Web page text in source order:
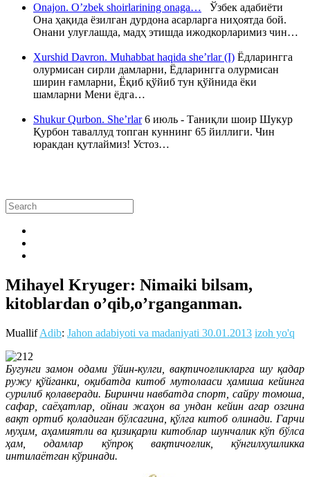
Onajon. O’zbek shoirlarining onaga… Ўзбек адабиёти
Она ҳақида ёзилган дурдона асарларга ниҳоятда бой.
Онани улуғлашда, мадҳ этишда ижодкорларимиз чин…
Xurshid Davron. Muhabbat haqida she’rlar (I) Ёдларингга
олурмисан сирли дамларни, Ёдларингга олурмисан
ширин ғамларни, Ёқиб қўйиб тун қўйнида ёки
шамларни Мени ёдга…
Shukur Qurbon. She’rlar6 июль - Таниқли шоир Шукур
Қурбон таваллуд топган куннинг 65 йиллиги. Чин
юракдан қутлаймиз! Устоз…
Mihayel Kryuger: Nimaiki bilsam,
kitoblardan o’qib,o’rganganman.
MuallifAdib: Jahon adabiyoti va madaniyati 30.01.2013 izoh yo'q
Бугунги замон одами ўйин-кулги, вақтичоғликларга шу қадар
ружу қўйганки, оқибатда китоб мутолааси ҳамиша кейинга
сурилиб қолаверади. Биринчи навбатда спорт, сайру томоша,
сафар, саёҳатлар, ойнаи жаҳон ва ундан кейин агар озгина
вақт ортиб қоладиган бўлсагина, қўлга китоб олинади. Гарчи
муҳим, аҳамиятли ва қизиқарли китоблар шунчалик кўп бўлса
ҳам, одамлар кўпроқ вақтичоғлик, кўнгилхушликка
интилаётган кўринади.